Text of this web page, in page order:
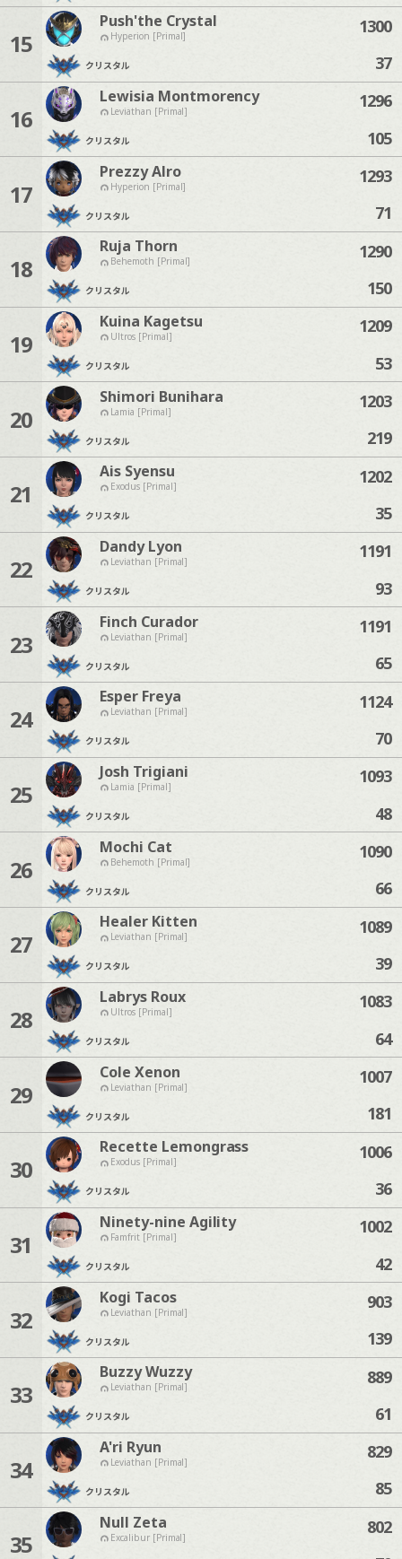
15
Push'the Crystal
Hyperion [Primal]
クリスタル
1300
37
16
Lewisia Montmorency
Leviathan [Primal]
クリスタル
1296
105
17
Prezzy Alro
Hyperion [Primal]
クリスタル
1293
71
18
Ruja Thorn
Behemoth [Primal]
クリスタル
1290
150
19
Kuina Kagetsu
Ultros [Primal]
クリスタル
1209
53
20
Shimori Bunihara
Lamia [Primal]
クリスタル
1203
219
21
Ais Syensu
Exodus [Primal]
クリスタル
1202
35
22
Dandy Lyon
Leviathan [Primal]
クリスタル
1191
93
23
Finch Curador
Leviathan [Primal]
クリスタル
1191
65
24
Esper Freya
Leviathan [Primal]
クリスタル
1124
70
25
Josh Trigiani
Lamia [Primal]
クリスタル
1093
48
26
Mochi Cat
Behemoth [Primal]
クリスタル
1090
66
27
Healer Kitten
Leviathan [Primal]
クリスタル
1089
39
28
Labrys Roux
Ultros [Primal]
クリスタル
1083
64
29
Cole Xenon
Leviathan [Primal]
クリスタル
1007
181
30
Recette Lemongrass
Exodus [Primal]
クリスタル
1006
36
31
Ninety-nine Agility
Famfrit [Primal]
クリスタル
1002
42
32
Kogi Tacos
Leviathan [Primal]
クリスタル
903
139
33
Buzzy Wuzzy
Leviathan [Primal]
クリスタル
889
61
34
A'ri Ryun
Leviathan [Primal]
クリスタル
829
85
35
Null Zeta
Excalibur [Primal]
802